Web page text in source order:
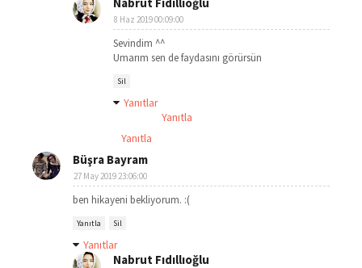
8 Haz 2019 00:09:00
Sevindim ^^
Umarım sen de faydasını görürsün
Sil
Yanıtlar
Yanıtla
Yanıtla
Büşra Bayram
27 May 2019 23:06:00
ben hikayeni bekliyorum. :(
Yanıtla Sil
Yanıtlar
Nabrut Fıdıllıoğlu